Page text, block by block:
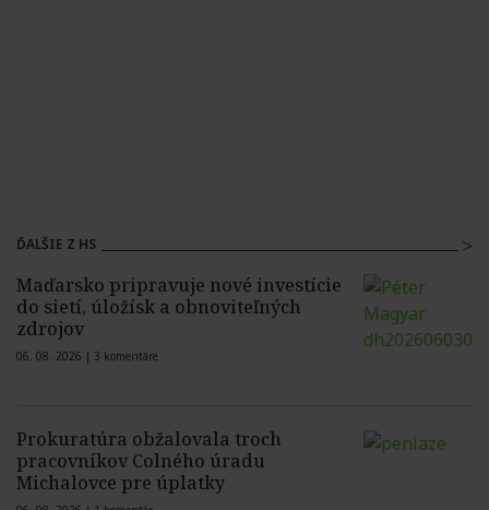
ĎALŠIE Z HS
Maďarsko pripravuje nové investície
do sietí, úložísk a obnoviteľných
zdrojov
06. 08. 2026 | 3 komentáre
Prokuratúra obžalovala troch
pracovníkov Colného úradu
Michalovce pre úplatky